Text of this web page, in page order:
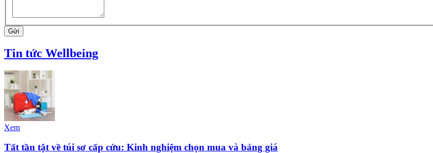
Gửi
Tin tức Wellbeing
Xem
Tất tần tật về túi sơ cấp cứu: Kinh nghiệm chọn mua và bảng giá